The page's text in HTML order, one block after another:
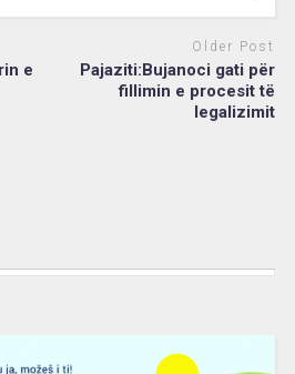
e
Older Post
Pajaziti:Bujanoci gati për
fillimin e procesit të
legalizimit